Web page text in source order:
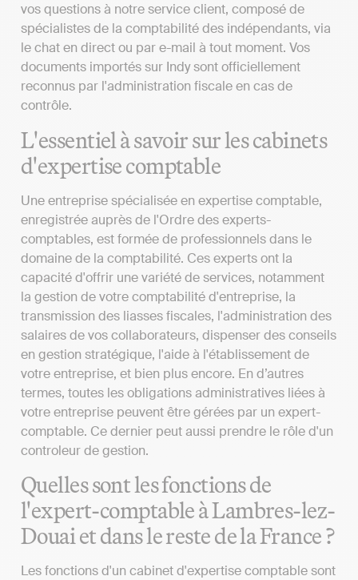
vos questions à notre service client, composé de
spécialistes de la comptabilité des indépendants, via
le chat en direct ou par e-mail à tout moment. Vos
documents importés sur Indy sont officiellement
reconnus par l'administration fiscale en cas de
contrôle.
L'essentiel à savoir sur les cabinets
d'expertise comptable
Une entreprise spécialisée en expertise comptable,
enregistrée auprès de l'Ordre des experts-
comptables, est formée de professionnels dans le
domaine de la comptabilité. Ces experts ont la
capacité d'offrir une variété de services, notamment
la gestion de votre comptabilité d'entreprise, la
transmission des liasses fiscales, l'administration des
salaires de vos collaborateurs, dispenser des conseils
en gestion stratégique, l'aide à l'établissement de
votre entreprise, et bien plus encore. En d’autres
termes, toutes les obligations administratives liées à
votre entreprise peuvent être gérées par un expert-
comptable. Ce dernier peut aussi prendre le rôle d'un
controleur de gestion.
Quelles sont les fonctions de
l'expert-comptable à Lambres-lez-
Douai et dans le reste de la France ?
Les fonctions d'un cabinet d'expertise comptable sont